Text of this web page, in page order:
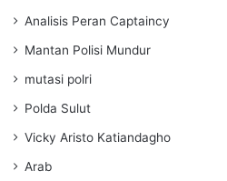
Analisis Peran Captaincy
Mantan Polisi Mundur
mutasi polri
Polda Sulut
Vicky Aristo Katiandagho
Arab